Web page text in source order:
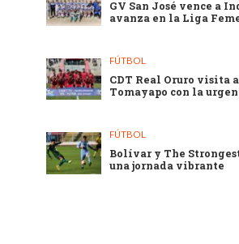
GV San José vence a
avanza en la Liga
FÚTBOL
CDT Real Oruro visita
Tomayapo con la
FÚTBOL
Bolívar y The
una jornada vibrante